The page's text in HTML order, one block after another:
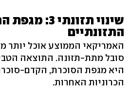
שינוי תזונתי 3:
התזונתיים
האמריקאי הממוצע אוכל יותר
סובל מתת-תזונה. התוצאה
היא מגפת הסוכרת, הקדם-
הכרוניות האחרות.